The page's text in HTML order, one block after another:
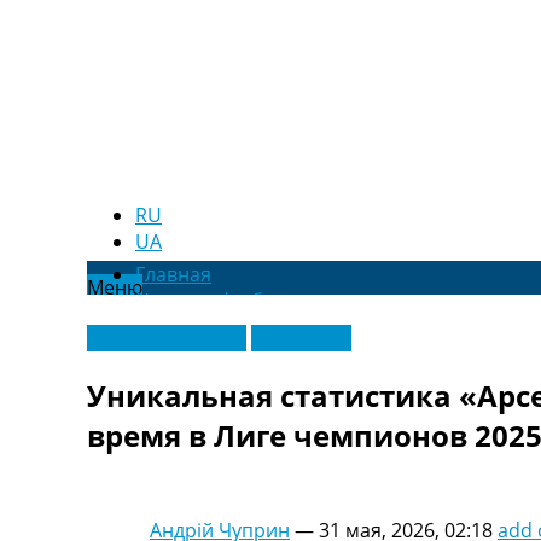
RU
UA
МенюГлавная
Новости футбола
Видео
Трансферы
Последние комментарии
Конкурс прогнозов
Уникальная статистика
время в Лиге чемпионов
Андрій Чуприн —31 мая, 2026, 02:18add